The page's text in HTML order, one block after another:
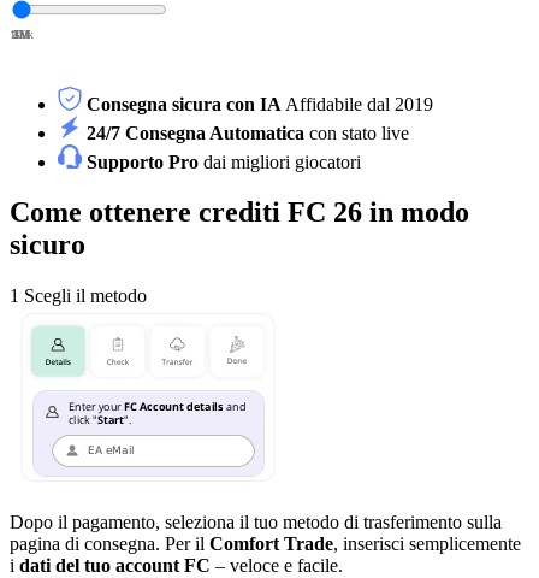
100k
1M
2M
3M
4M
5M
Consegna sicura con IA Affidabile dal 2019
24/7 Consegna Automatica con stato live
Supporto Pro dai migliori giocatori
Come ottenere crediti FC 26 in modo
sicuro
1 Scegli il metodo
Dopo il pagamento, seleziona il tuo metodo di trasferimento sulla
pagina di consegna. Per il Comfort Trade, inserisci semplicemente
i dati del tuo account FC – veloce e facile.